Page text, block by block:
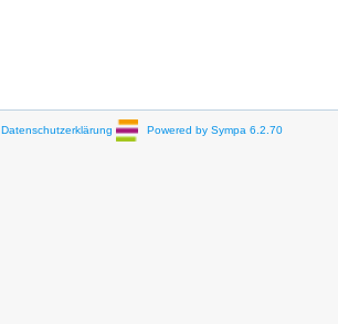
Datenschutzerklärung Powered by Sympa 6.2.70